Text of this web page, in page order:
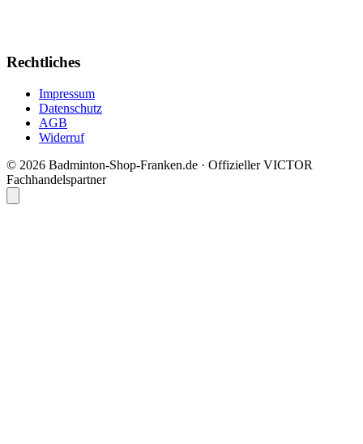
Rechtliches
Impressum
Datenschutz
AGB
Widerruf
© 2026 Badminton-Shop-Franken.de · Offizieller VICTOR
Fachhandelspartner